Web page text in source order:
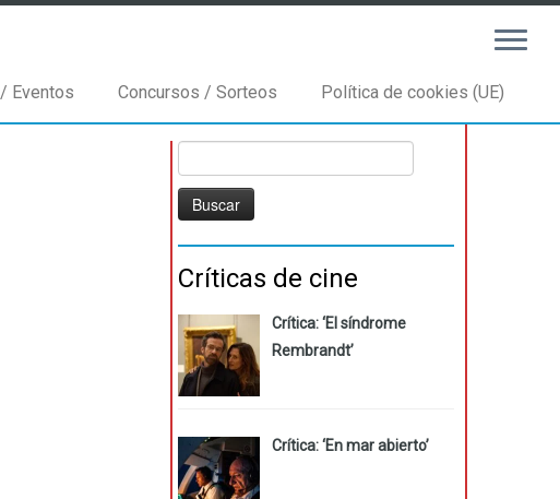
Eventos Concursos / Sorteos Política de cookies (UE)
Críticas de cine
Crítica: ‘El síndrome
Rembrandt’
Crítica: ‘En mar abierto’